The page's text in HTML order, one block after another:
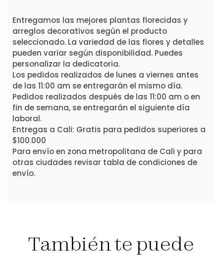
Entregamos las mejores plantas florecidas y
arreglos decorativos según el producto
seleccionado. La variedad de las flores y detalles
pueden variar según disponibilidad. Puedes
personalizar la dedicatoria.
Los pedidos realizados de lunes a viernes antes
de las 11:00 am se entregarán el mismo día.
Pedidos realizados después de las 11:00 am o en
fin de semana, se entregarán el siguiente día
laboral.
Entregas a Cali: Gratis para pedidos superiores a
$100.000
Para envío en zona metropolitana de Cali y para
otras ciudades revisar tabla de condiciones de
envío.
También te puede